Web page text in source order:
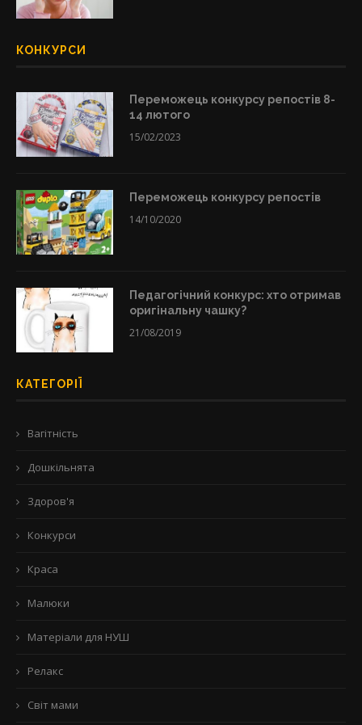
КОНКУРСИ
Переможець конкурсу репостів 8-
14 лютого
15/02/2023
Переможець конкурсу репостів
14/10/2020
Педагогічний конкурс: хто отримав
оригінальну чашку?
21/08/2019
КАТЕГОРІЇ
Вагітність
Дошкільнята
Здоров'я
Конкурси
Краса
Малюки
Матеріали для НУШ
Релакс
Світ мами